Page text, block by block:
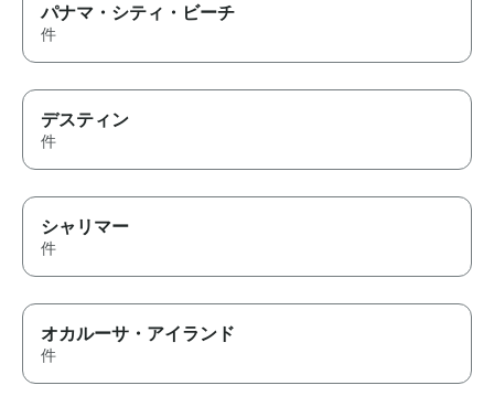
パナマ・シティ・ビーチ
件
デスティン
件
シャリマー
件
オカルーサ・アイランド
件